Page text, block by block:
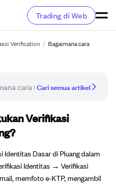
Trading di Web
Verification / Bagaimana cara
Cari semua artikel
Verifikasi
Identitas Dasar di Pluang dalam
Identitas → Verifikasi
memfoto e-KTP, mengambil